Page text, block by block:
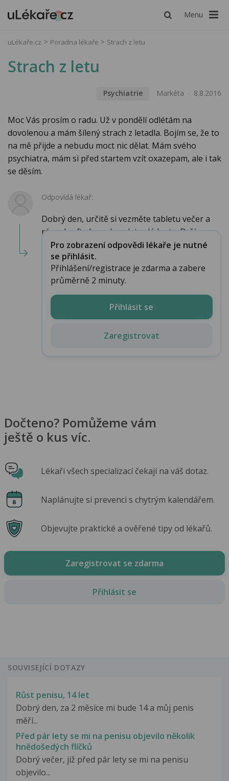
Menu
uLékaře.cz Poradna lékaře Strach z letu
Strach z letu
Psychiatrie Markéta 8.8.2016
Moc Vás prosím o radu. Už v pondělí odlétám na
dovolenou a mám šílený strach z letadla. Bojím se, že to
na mě přijde a nebudu moct nic dělat. Mám svého
psychiatra, mám si před startem vzít oxazepam, ale i tak
se děsím.
Odpovídá lékař:
Dobrý den, určitě si vezměte tabletu večer a
ráno, buďte bez obav, let zvládnete. Držím pa...
Pro zobrazení odpovědi lékaře je nutné
se přihlásit.
Přihlášení/registrace je zdarma a zabere
průměrně 2 minuty.
Přihlásit se
Zaregistrovat
Dočteno? Pomůžeme vám
ještě o kus víc.
Lékaři všech specializací čekají na váš dotaz.
Naplánujte si prevenci s chytrým kalendářem.
Objevujte praktické a ověřené tipy od lékařů.
Zaregistrovat se zdarma
Přihlásit se
SOUVISEJÍCÍ DOTAZY
Růst penisu, 14 let
Dobrý den, za 2 měsíce mi bude 14 a můj penis
měří...
Před pár lety se mi na penisu objevilo několik
hnědošedých flíčků
Dobrý večer, již před pár lety se mi na penisu
objevilo...